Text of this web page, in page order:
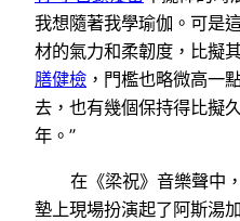
我想隨著我學瑜伽。可是
材的氣力和柔韌度，比擬
膳健檢 ，門檻也略微高一
去，也有幾個保持得比擬
年。”
在《梁祝》音樂聲中
墊上現場扮演起了阿斯湯